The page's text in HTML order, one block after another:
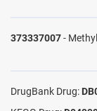
373337007-
DrugBank Drug: